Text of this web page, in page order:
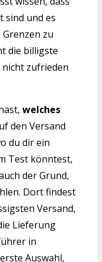
sind und es
zu
die billigste
zufrieden
welches
den Versand
du dir ein
Test könntest,
der Grund,
Dort findest
Versand,
Lieferung
in
Auswahl,